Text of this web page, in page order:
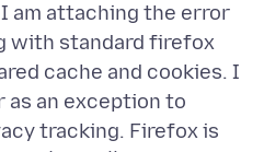
am attaching the error
with standard firefox
cache and cookies. I
as an exception to
tracking. Firefox is